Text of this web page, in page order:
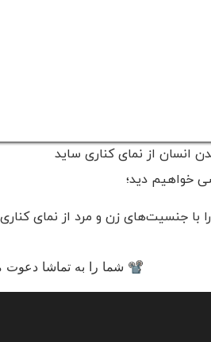
خواهیم دید؛
با جنسیت‌های زن و مرد از نمای
📽 شما را به تماشا دعوت